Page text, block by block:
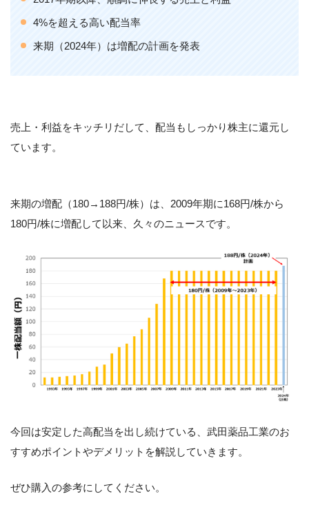
4%を超える高い配当率
来期（2024年）は増配の計画を発表
売上・利益をキッチリだして、配当もしっかり株主に還元し
ています。
来期の増配（180→188円/株）は、2009年期に168円/株から
180円/株に増配して以来、久々のニュースです。
今回は安定した高配当を出し続けている、武田薬品工業のお
すすめポイントやデメリットを解説していきます。
ぜひ購入の参考にしてください。